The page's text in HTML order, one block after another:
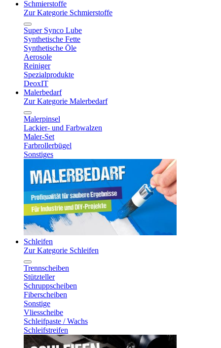
Schmierstoffe
Zur Kategorie Schmierstoffe
Super Synco Lube
Synthetische Fette
Synthetische Öle
Aerosole
Reiniger
Spezialprodukte
DeoxIT
Malerbedarf
Zur Kategorie Malerbedarf
Malerpinsel
Lackier- und Farbwalzen
Maler-Set
Farbrollerbügel
Sonstiges
Schleifen
Zur Kategorie Schleifen
Trennscheiben
Stützteller
Schruppscheiben
Fiberscheiben
Sonstige
Vliesscheibe
Schleifpaste / Wachs
Schleifstreifen